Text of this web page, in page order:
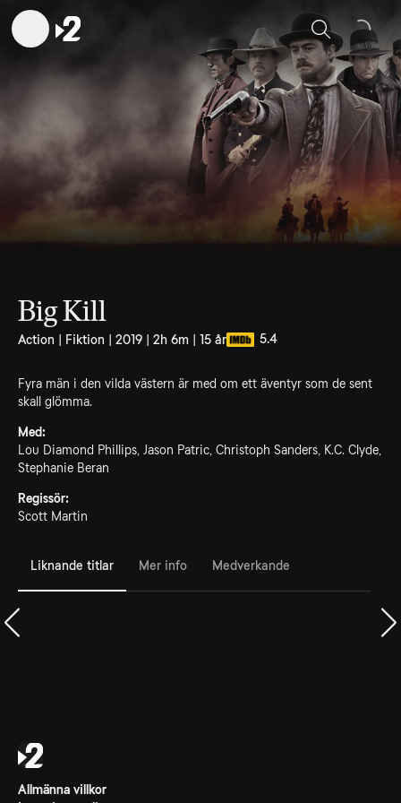
Sök
Big Kill
Action | Fiktion | 2019 | 2h 6m | 15 år 5.4
Fyra män i den vilda västern är med om ett äventyr som de sent
skall glömma.
Med:
Lou Diamond Phillips, Jason Patric, Christoph Sanders, K.C. Clyde,
Stephanie Beran
Regissör:
Scott Martin
Liknande titlar Mer info Medverkande
Allmänna villkor